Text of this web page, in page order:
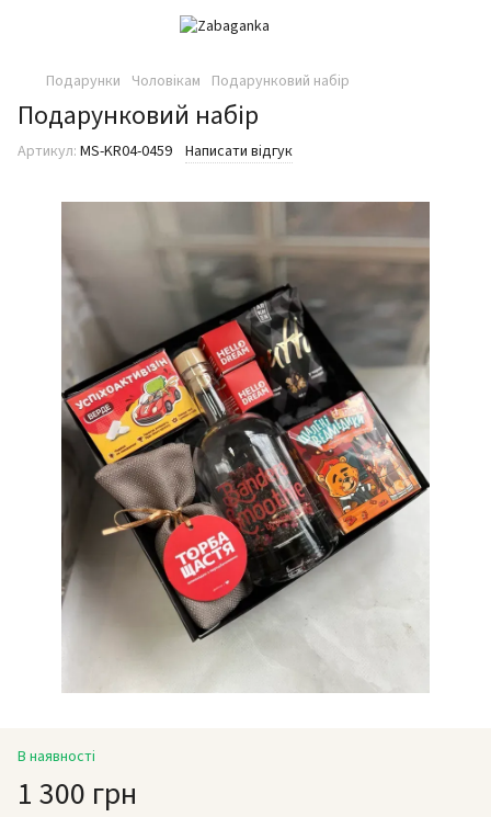
Подарунки Чоловікам Подарунковий набір
Подарунковий набір
Артикул: MS-KR04-0459 Написати відгук
В наявності
1 300 грн